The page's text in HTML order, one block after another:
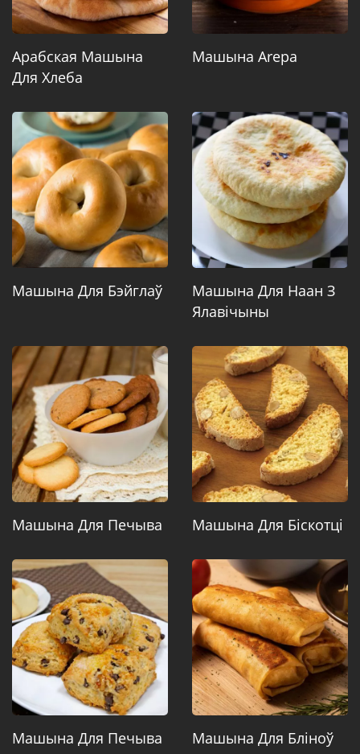
Арабская Машына
Для Хлеба
Машына Arepa
Машына Для Бэйглаў
Машына Для Наан З
Ялавічыны
Машына Для Печыва Машына Для Біскотці
Машына Для Печыва Машына Для Бліноў